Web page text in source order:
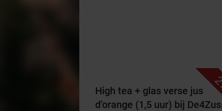
High tea + glas verse jus
d’orange (1,5 uur) bij